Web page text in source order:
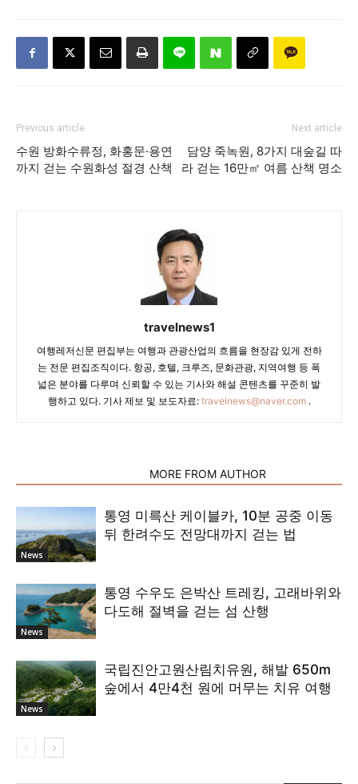
Previous article
수원 방화수류정, 화홍문·용연
까지 걷는 수원화성 절경 산책
Next article
담양 죽녹원, 8가지 대숲길 따
라 걷는 16만㎡ 여름 산책 명소
travelnews1
여행레저신문 편집부는 여행과 관광산업의 흐름을 현장감 있게 전하
는 전문 편집조직이다. 항공, 호텔, 크루즈, 문화관광, 지역여행 등 폭
넓은 분야를 다루며 신뢰할 수 있는 기사와 해설 콘텐츠를 꾸준히 발
행하고 있다. 기사 제보 및 보도자료: travelnews@naver.com.
MORE FROM AUTHOR
News
통영 미륵산 케이블카, 10분 공중 이동
뒤 한려수도 전망대까지 걷는 법
News
통영 수우도 은박산 트레킹, 고래바위와
다도해 절벽을 걷는 섬 산행
News
국립진안고원산림치유원, 해발 650m
숲에서 4만4천 원에 머무는 치유 여행